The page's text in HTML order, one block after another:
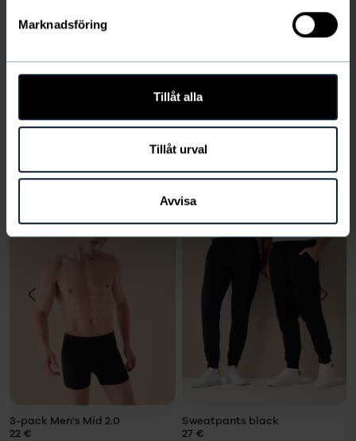
Marknadsföring
Tillåt alla
Tillåt urval
Avvisa
Produktinformation
Frakt & leverans
Du kanske också gillar
VARUKORG
3-pack Men's Mid 2.0
22 €
VÄLJ
STORLEK
Storlek
Sweatpants black
27 €